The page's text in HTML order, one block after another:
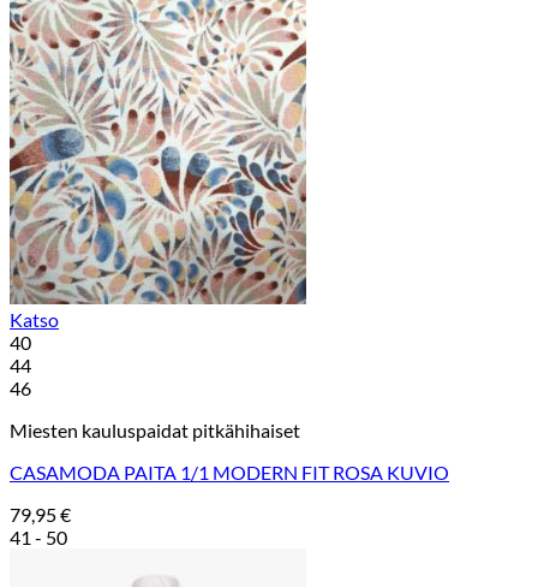
Katso
40
44
46
Miesten kauluspaidat pitkähihaiset
CASAMODA PAITA 1/1 MODERN FIT ROSA KUVIO
79,95€
41 - 50